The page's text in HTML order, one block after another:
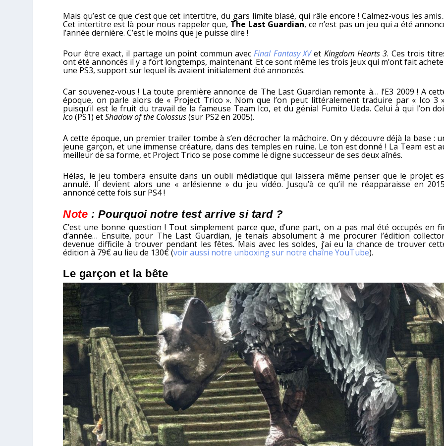
Mais qu’est ce que c’est que cet intertitre, du gars limite blasé, qui râle encore ! Calmez-vous les
Cet intertitre est là pour nous rappeler que, The Last Guardian, ce n’est pas un jeu qui a été
l’année dernière. C’est le moins que je puisse dire !
Pour être exact, il partage un point commun avecFinal Fantasy XVet Kingdom Hearts 3. Ces trois
ont été annoncés il y a fort longtemps, maintenant. Et ce sont même les trois jeux qui m’ont fait
une PS3, support sur lequel ils avaient initialement été annoncés.
Car souvenez-vous ! La toute première annonce de The Last Guardian remonte à… l’E3 2009 ! A
époque, on parle alors de « Project Trico ». Nom que l’on peut littéralement traduire par « Ico 3
puisqu’il est le fruit du travail de la fameuse Team Ico, et du génial Fumito Ueda. Celui à qui l’on
Ico(PS1) etShadow of the Colossus(sur PS2 en 2005).
A cette époque, un premier trailer tombe à s’en décrocher la mâchoire. On y découvre déjà la base :
jeune garçon, et une immense créature, dans des temples en ruine. Le ton est donné ! La Team est
meilleur de sa forme, et Project Trico se pose comme le digne successeur de ses deux aînés.
Hélas, le jeu tombera ensuite dans un oubli médiatique qui laissera même penser que le projet
annulé. Il devient alors une « arlésienne » du jeu vidéo. Jusqu’à ce qu’il ne réapparaisse en
annoncé cette fois sur PS4 !
Note : Pourquoi notre test arrive si tard ?
C’est une bonne question ! Tout simplement parce que, d’une part, on a pas mal été occupés en
d’année… Ensuite, pour The Last Guardian, je tenais absolument à me procurer l’édition
devenue difficile à trouver pendant les fêtes. Mais avec les soldes, j’ai eu la chance de trouver
édition à 79€ au lieu de 130€ (voir aussi notre unboxing sur notre chaîne YouTube).
Le garçon et la bête